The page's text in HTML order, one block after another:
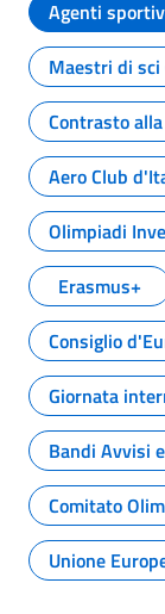
Agenti
Maestri di sci
Contrasto
Aero Club
Olimpiadi
Erasmus+
Consiglio
Giornata
Bandi Avvisi
Comitato
Unione